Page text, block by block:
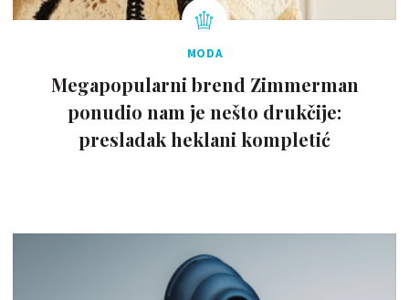
MODA
Megapopularni brend Zimmerman
ponudio nam je nešto drukčije:
presladak heklani kompletić